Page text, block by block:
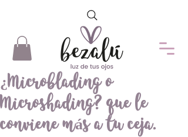
¿Microblading o
Microshading? que le
conviene más a tu ceja.